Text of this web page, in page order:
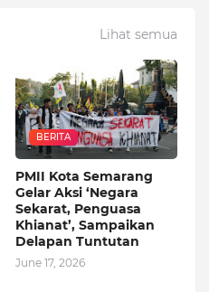
Lihat semua
BERITA
PMII Kota Semarang
Gelar Aksi ‘Negara
Sekarat, Penguasa
Khianat’, Sampaikan
Delapan Tuntutan
June 17, 2026